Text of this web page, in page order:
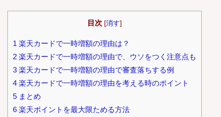
目次 [消す]
1 楽天カードで一時増額の理由は？
2 楽天カードで一時増額の理由で、ウソをつく注意点も
3 楽天カードで一時増額の理由で審査落ちする例
4 楽天カードで一時増額の理由を考える時のポイント
5 まとめ
6 楽天ポイントを最大限ためる方法